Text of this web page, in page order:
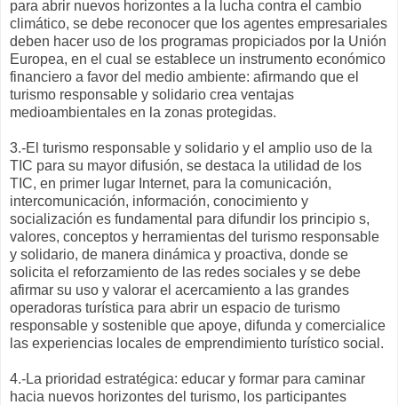
para abrir nuevos horizontes a la lucha contra el cambio
climático, se debe reconocer que los agentes empresariales
deben hacer uso de los programas propiciados por la Unión
Europea, en el cual se establece un instrumento económico
financiero a favor del medio ambiente: afirmando que el
turismo responsable y solidario crea ventajas
medioambientales en la zonas protegidas.
3.-El turismo responsable y solidario y el amplio uso de la
TIC para su mayor difusión, se destaca la utilidad de los
TIC, en primer lugar Internet, para la comunicación,
intercomunicación, información, conocimiento y
socialización es fundamental para difundir los principio s,
valores, conceptos y herramientas del turismo responsable
y solidario, de manera dinámica y proactiva, donde se
solicita el reforzamiento de las redes sociales y se debe
afirmar su uso y valorar el acercamiento a las grandes
operadoras turística para abrir un espacio de turismo
responsable y sostenible que apoye, difunda y comercialice
las experiencias locales de emprendimiento turístico social.
4.-La prioridad estratégica: educar y formar para caminar
hacia nuevos horizontes del turismo, los participantes